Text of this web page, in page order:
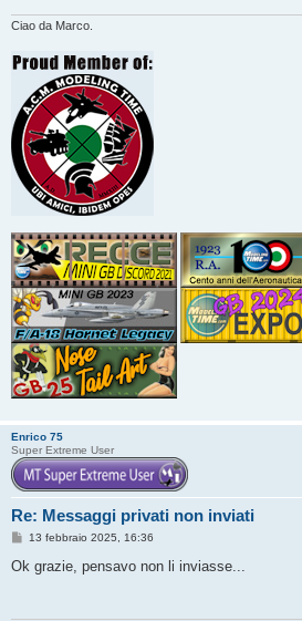
Ciao da Marco.
Enrico 75
Super Extreme User
Re: Messaggi privati non inviati
M
s
13 febbraio 2025, 16:36
Ok grazie, pensavo non li inviasse...